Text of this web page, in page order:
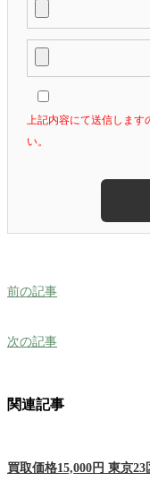
上記内容にて送信します
い。
前の記事
次の記事
関連記事
買取価格15,000円 東京